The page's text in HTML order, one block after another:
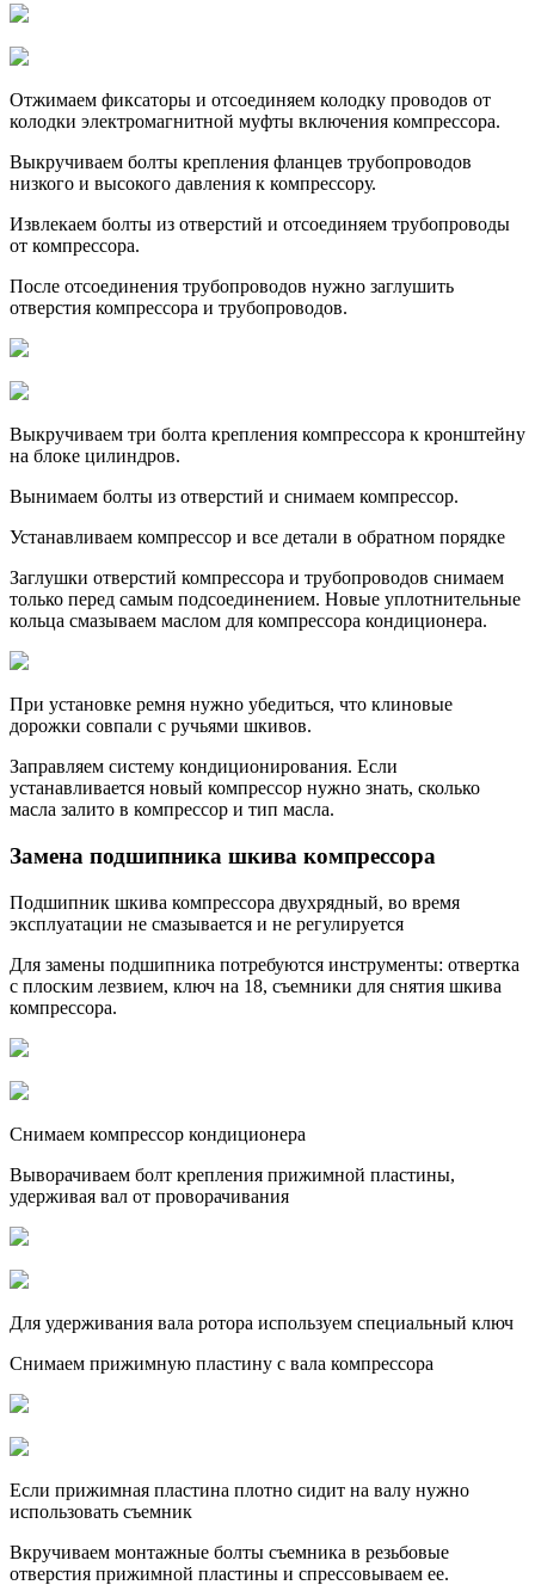
Отжимаем фиксаторы и отсоединяем колодку проводов от
колодки электромагнитной муфты включения компрессора.
Выкручиваем болты крепления фланцев трубопроводов
низкого и высокого давления к компрессору.
Извлекаем болты из отверстий и отсоединяем трубопроводы
от компрессора.
После отсоединения трубопроводов нужно заглушить
отверстия компрессора и трубопроводов.
Выкручиваем три болта крепления компрессора к кронштейну
на блоке цилиндров.
Вынимаем болты из отверстий и снимаем компрессор.
Устанавливаем компрессор и все детали в обратном порядке
Заглушки отверстий компрессора и трубопроводов снимаем
только перед самым подсоединением. Новые уплотнительные
кольца смазываем маслом для компрессора кондиционера.
При установке ремня нужно убедиться, что клиновые
дорожки совпали с ручьями шкивов.
Заправляем систему кондиционирования. Если
устанавливается новый компрессор нужно знать, сколько
масла залито в компрессор и тип масла.
Замена подшипника шкива компрессора
Подшипник шкива компрессора двухрядный, во время
эксплуатации не смазывается и не регулируется
Для замены подшипника потребуются инструменты: отвертка
с плоским лезвием, ключ на 18, съемники для снятия шкива
компрессора.
Снимаем компрессор кондиционера
Выворачиваем болт крепления прижимной пластины,
удерживая вал от проворачивания
Для удерживания вала ротора используем специальный ключ
Снимаем прижимную пластину с вала компрессора
Если прижимная пластина плотно сидит на валу нужно
использовать съемник
Вкручиваем монтажные болты съемника в резьбовые
отверстия прижимной пластины и спрессовываем ее.